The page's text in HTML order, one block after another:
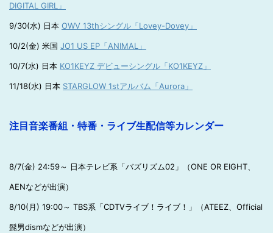
DIGITAL GIRL」
9/30(水) 日本 OWV 13thシングル「Lovey-Dovey」
10/2(金) 米国 JO1 US EP「ANIMAL」
10/7(水) 日本 KO1KEYZ デビューシングル「KO1KEYZ」
11/18(水) 日本 STARGLOW 1stアルバム「Aurora」
注目音楽番組・特番・ライブ生配信等カレンダー
8/7(金) 24:59～ 日本テレビ系「バズリズム02」（ONE OR EIGHT、
AENなどが出演）
8/10(月) 19:00～ TBS系「CDTVライブ！ライブ！」（ATEEZ、Official
髭男dismなどが出演）